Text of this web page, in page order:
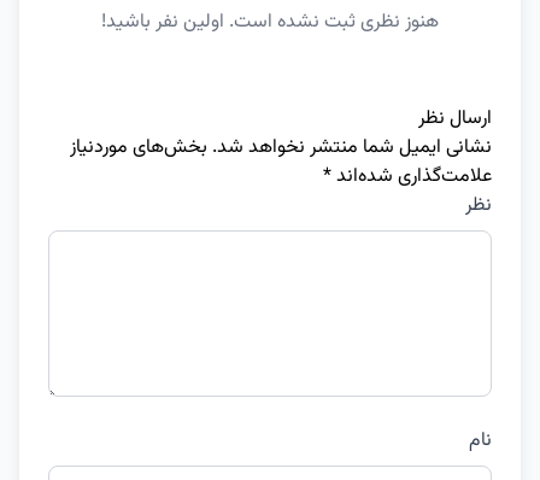
هنوز نظری ثبت نشده است. اولین نفر باشید!
ارسال نظر
نشانی ایمیل شما منتشر نخواهد شد. بخش‌های موردنیاز
علامت‌گذاری شده‌اند*
نظر
نام